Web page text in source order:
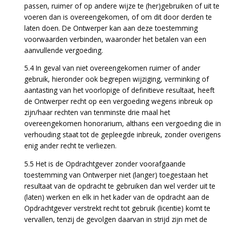
passen, ruimer of op andere wijze te (her)gebruiken of uit te
voeren dan is overeengekomen, of om dit door derden te
laten doen. De Ontwerper kan aan deze toestemming
voorwaarden verbinden, waaronder het betalen van een
aanvullende vergoeding.
5.4 In geval van niet overeengekomen ruimer of ander
gebruik, hieronder ook begrepen wijziging, verminking of
aantasting van het voorlopige of definitieve resultaat, heeft
de Ontwerper recht op een vergoeding wegens inbreuk op
zijn/haar rechten van tenminste drie maal het
overeengekomen honorarium, althans een vergoeding die in
verhouding staat tot de gepleegde inbreuk, zonder overigens
enig ander recht te verliezen.
5.5 Het is de Opdrachtgever zonder voorafgaande
toestemming van Ontwerper niet (langer) toegestaan het
resultaat van de opdracht te gebruiken dan wel verder uit te
(laten) werken en elk in het kader van de opdracht aan de
Opdrachtgever verstrekt recht tot gebruik (licentie) komt te
vervallen, tenzij de gevolgen daarvan in strijd zijn met de